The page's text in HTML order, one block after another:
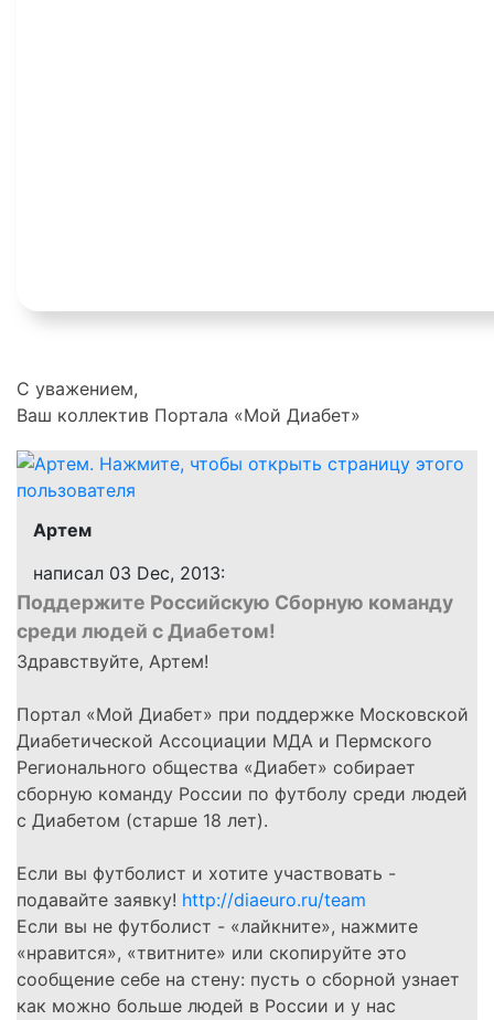
С уважением,
Ваш коллектив Портала «Мой Диабет»
Артем
написал 03 Dec, 2013:
Поддержите Российскую Сборную команду
среди людей с Диабетом!
Здравствуйте, Артем!
Портал «Мой Диабет» при поддержке Московской
Диабетической Ассоциации МДА и Пермского
Регионального общества «Диабет» собирает
сборную команду России по футболу среди людей
с Диабетом (старше 18 лет).
Если вы футболист и хотите участвовать -
подавайте заявку! http://diaeuro.ru/team
Если вы не футболист - «лайкните», нажмите
«нравится», «твитните» или скопируйте это
сообщение себе на стену: пусть о сборной узнает
как можно больше людей в России и у нас